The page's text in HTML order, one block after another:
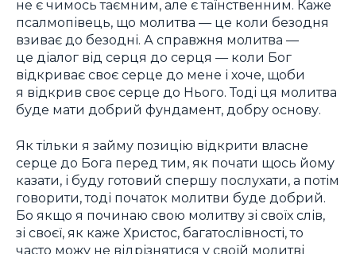
не є чимось таємним, але є таїнственним. Каже
псалмопівець, що молитва — це коли безодня
взиває до безодні. А справжня молитва —
це діалог від серця до серця — коли Бог
відкриває своє серце до мене і хоче, щоби
я відкрив своє серце до Нього. Тоді ця молитва
буде мати добрий фундамент, добру основу.
Як тільки я займу позицію відкрити власне
серце до Бога перед тим, як почати щось йому
казати, і буду готовий спершу послухати, а потім
говорити, тоді початок молитви буде добрий.
Бо якщо я починаю свою молитву зі своїх слів,
зі своєї, як каже Христос, багатослівності, то
часто можу не відрізнятися у своїй молитві